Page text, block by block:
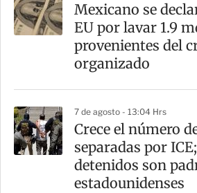
Mexicano se
EU por lavar 1.9
provenientes del
organizado
7 de agosto - 13:04 Hrs
Crece el número
separadas por
detenidos son
estadounidenses